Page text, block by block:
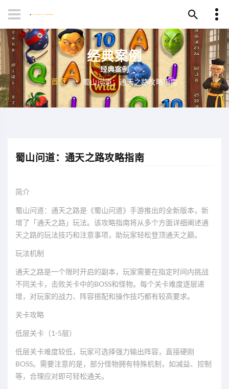
经典案例
首页 蜀山问道：通天之路攻略指南
蜀山问道：通天之路攻略指南
简介
蜀山问道：通天之路是《蜀山问道》手游推出的全新版本，新
增了「通天之路」玩法。该攻略指南将从多个方面详细阐述通
天之路的玩法技巧和注意事项，助玩家轻松登顶通天之巅。
玩法机制
通天之路是一个限时开启的副本，玩家需要在指定时间内挑战
不同关卡，击败关卡中的BOSS和怪物。每个关卡难度逐层递
增，对玩家的战力、阵容搭配和操作技巧都有较高要求。
关卡攻略
低层关卡（1-5层）
低层关卡难度较低，玩家可选择强力输出阵容，直接硬刚
BOSS。需要注意的是，部分怪物拥有特殊机制，如减益、控制
等，合理应对即可轻松通关。